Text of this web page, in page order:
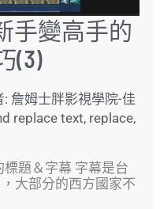
手變高手的
(3)
:詹姆士胖影視學院-佳
replace text, replace,
題＆字幕 字幕是台
大部分的西方國家不